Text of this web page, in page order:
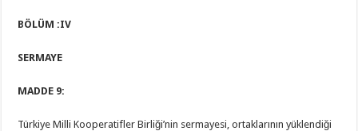
BÖLÜM :IV
SERMAYE
MADDE 9:
Türkiye Milli Kooperatifler Birliği’nin sermayesi, ortaklarının yüklendiği